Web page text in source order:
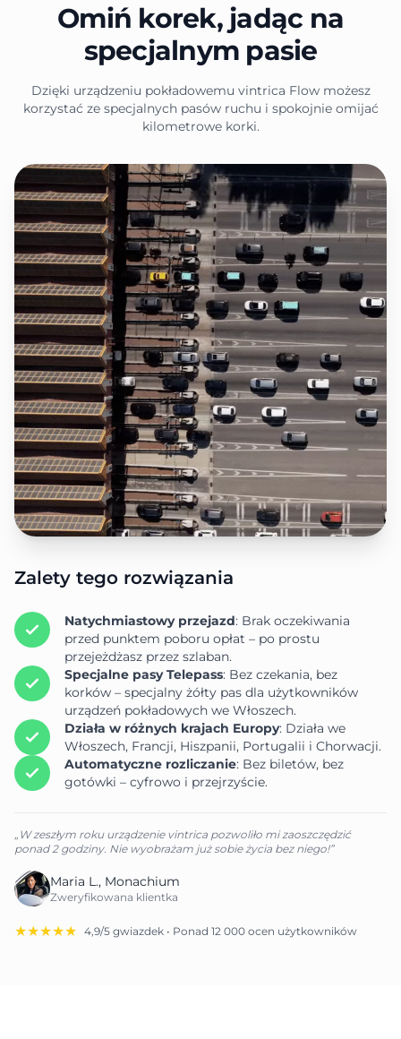
Omiń korek, jadąc na
specjalnym pasie
Dzięki urządzeniu pokładowemu vintrica Flow możesz
korzystać ze specjalnych pasów ruchu i spokojnie omijać
kilometrowe korki.
Zalety tego rozwiązania
Natychmiastowy przejazd: Brak oczekiwania
przed punktem poboru opłat – po prostu
przejeżdżasz przez szlaban.
Specjalne pasy Telepass: Bez czekania, bez
korków – specjalny żółty pas dla użytkowników
urządzeń pokładowych we Włoszech.
Działa w różnych krajach Europy: Działa we
Włoszech, Francji, Hiszpanii, Portugalii i Chorwacji.
Automatyczne rozliczanie: Bez biletów, bez
gotówki – cyfrowo i przejrzyście.
„W zeszłym roku urządzenie vintrica pozwoliło mi zaoszczędzić
ponad 2 godziny. Nie wyobrażam już sobie życia bez niego!”
Maria L., Monachium
Zweryfikowana klientka
★★★★★ 4,9/5 gwiazdek • Ponad 12 000 ocen użytkowników